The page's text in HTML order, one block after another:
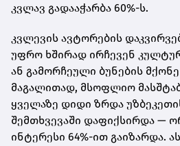
კვლავ გადააჭარბა 60%-ს.
კვლევის ავტორების
უფრო ხშირად ირჩევენ
ან გამორჩეული ბუნების
მაგალითად, მსოფლიო
ყველაზე დიდი ზრდა
შემთხვევაში დაფიქსირდა —
ინტერესი 64%-ით გაიზარდა.